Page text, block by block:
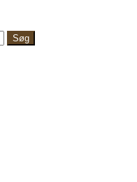
Søg